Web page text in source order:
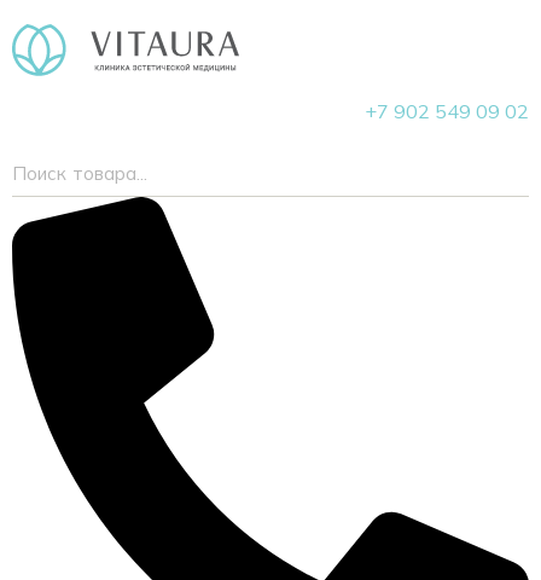
+7 902 549 09 02